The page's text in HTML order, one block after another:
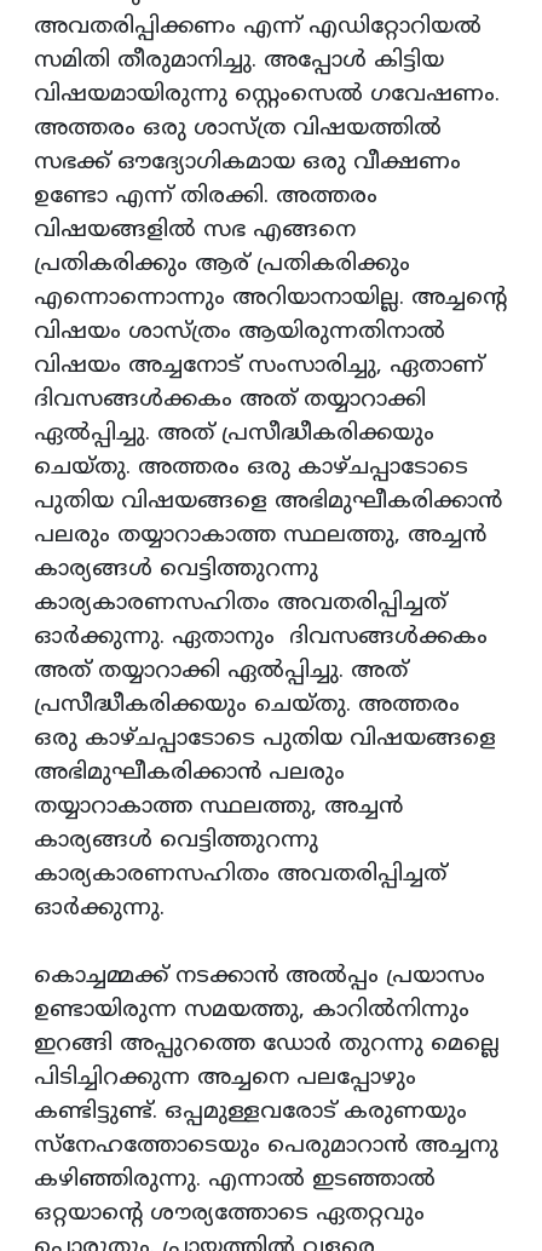
അവതരിപ്പിക്കണം എന്ന് എഡിറ്റോറിയൽ
സമിതി തീരുമാനിച്ചു. അപ്പോൾ കിട്ടിയ
വിഷയമായിരുന്നു സ്റ്റെംസെൽ ഗവേഷണം.
അത്തരം ഒരു ശാസ്ത്ര വിഷയത്തിൽ
സഭക്ക് ഔദ്യോഗികമായ ഒരു വീക്ഷണം
ഉണ്ടോ എന്ന് തിരക്കി. അത്തരം
വിഷയങ്ങളിൽ സഭ എങ്ങനെ
പ്രതികരിക്കും ആര് പ്രതികരിക്കും
എന്നൊന്നൊന്നും അറിയാനായില്ല. അച്ചന്റെ
വിഷയം ശാസ്ത്രം ആയിരുന്നതിനാൽ
വിഷയം അച്ചനോട് സംസാരിച്ചു, ഏതാണ്
ദിവസങ്ങൾക്കകം അത് തയ്യാറാക്കി
ഏൽപ്പിച്ചു. അത് പ്രസീദ്ധീകരിക്കയും
ചെയ്തു. അത്തരം ഒരു കാഴ്ചപ്പാടോടെ
പുതിയ വിഷയങ്ങളെ അഭിമുഘീകരിക്കാൻ
പലരും തയ്യാറാകാത്ത സ്ഥലത്തു, അച്ചൻ
കാര്യങ്ങൾ വെട്ടിത്തുറന്നു
കാര്യകാരണസഹിതം അവതരിപ്പിച്ചത്
ഓർക്കുന്നു. ഏതാനും ദിവസങ്ങൾക്കകം
അത് തയ്യാറാക്കി ഏൽപ്പിച്ചു. അത്
പ്രസീദ്ധീകരിക്കയും ചെയ്തു. അത്തരം
ഒരു കാഴ്ചപ്പാടോടെ പുതിയ വിഷയങ്ങളെ
അഭിമുഘീകരിക്കാൻ പലരും
തയ്യാറാകാത്ത സ്ഥലത്തു, അച്ചൻ
കാര്യങ്ങൾ വെട്ടിത്തുറന്നു
കാര്യകാരണസഹിതം അവതരിപ്പിച്ചത്
ഓർക്കുന്നു.
കൊച്ചമ്മക്ക് നടക്കാൻ അൽപ്പം പ്രയാസം
ഉണ്ടായിരുന്ന സമയത്തു, കാറിൽനിന്നും
ഇറങ്ങി അപ്പുറത്തെ ഡോർ തുറന്നു മെല്ലെ
പിടിച്ചിറക്കുന്ന അച്ചനെ പലപ്പോഴും
കണ്ടിട്ടുണ്ട്. ഒപ്പമുള്ളവരോട് കരുണയും
സ്നേഹത്തോടെയും പെരുമാറാൻ അച്ചനു
കഴിഞ്ഞിരുന്നു. എന്നാൽ ഇടഞ്ഞാൽ
ഒറ്റയാന്റെ ശൗര്യത്തോടെ ഏതറ്റവും